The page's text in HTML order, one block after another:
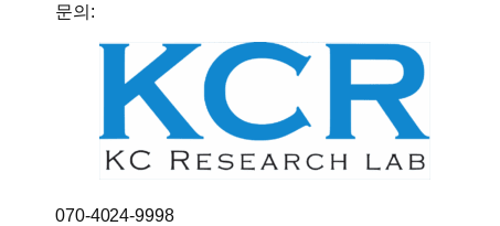
문의:
070-4024-9998